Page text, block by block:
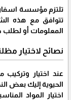
تلتزم مؤسسة اسفار
تتوافق مع هذه
المعلومات أو لطلب
نصائح لاختيار
عند اختيار وتركيب
الحيوية إليك بعض
اختيار المواد